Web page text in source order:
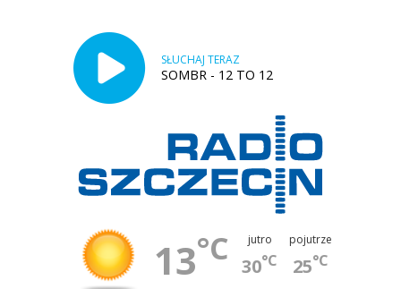
SŁUCHAJ TERAZ
SOMBR - 12 TO 12
13°C jutro
30°C
pojutrze
25°C